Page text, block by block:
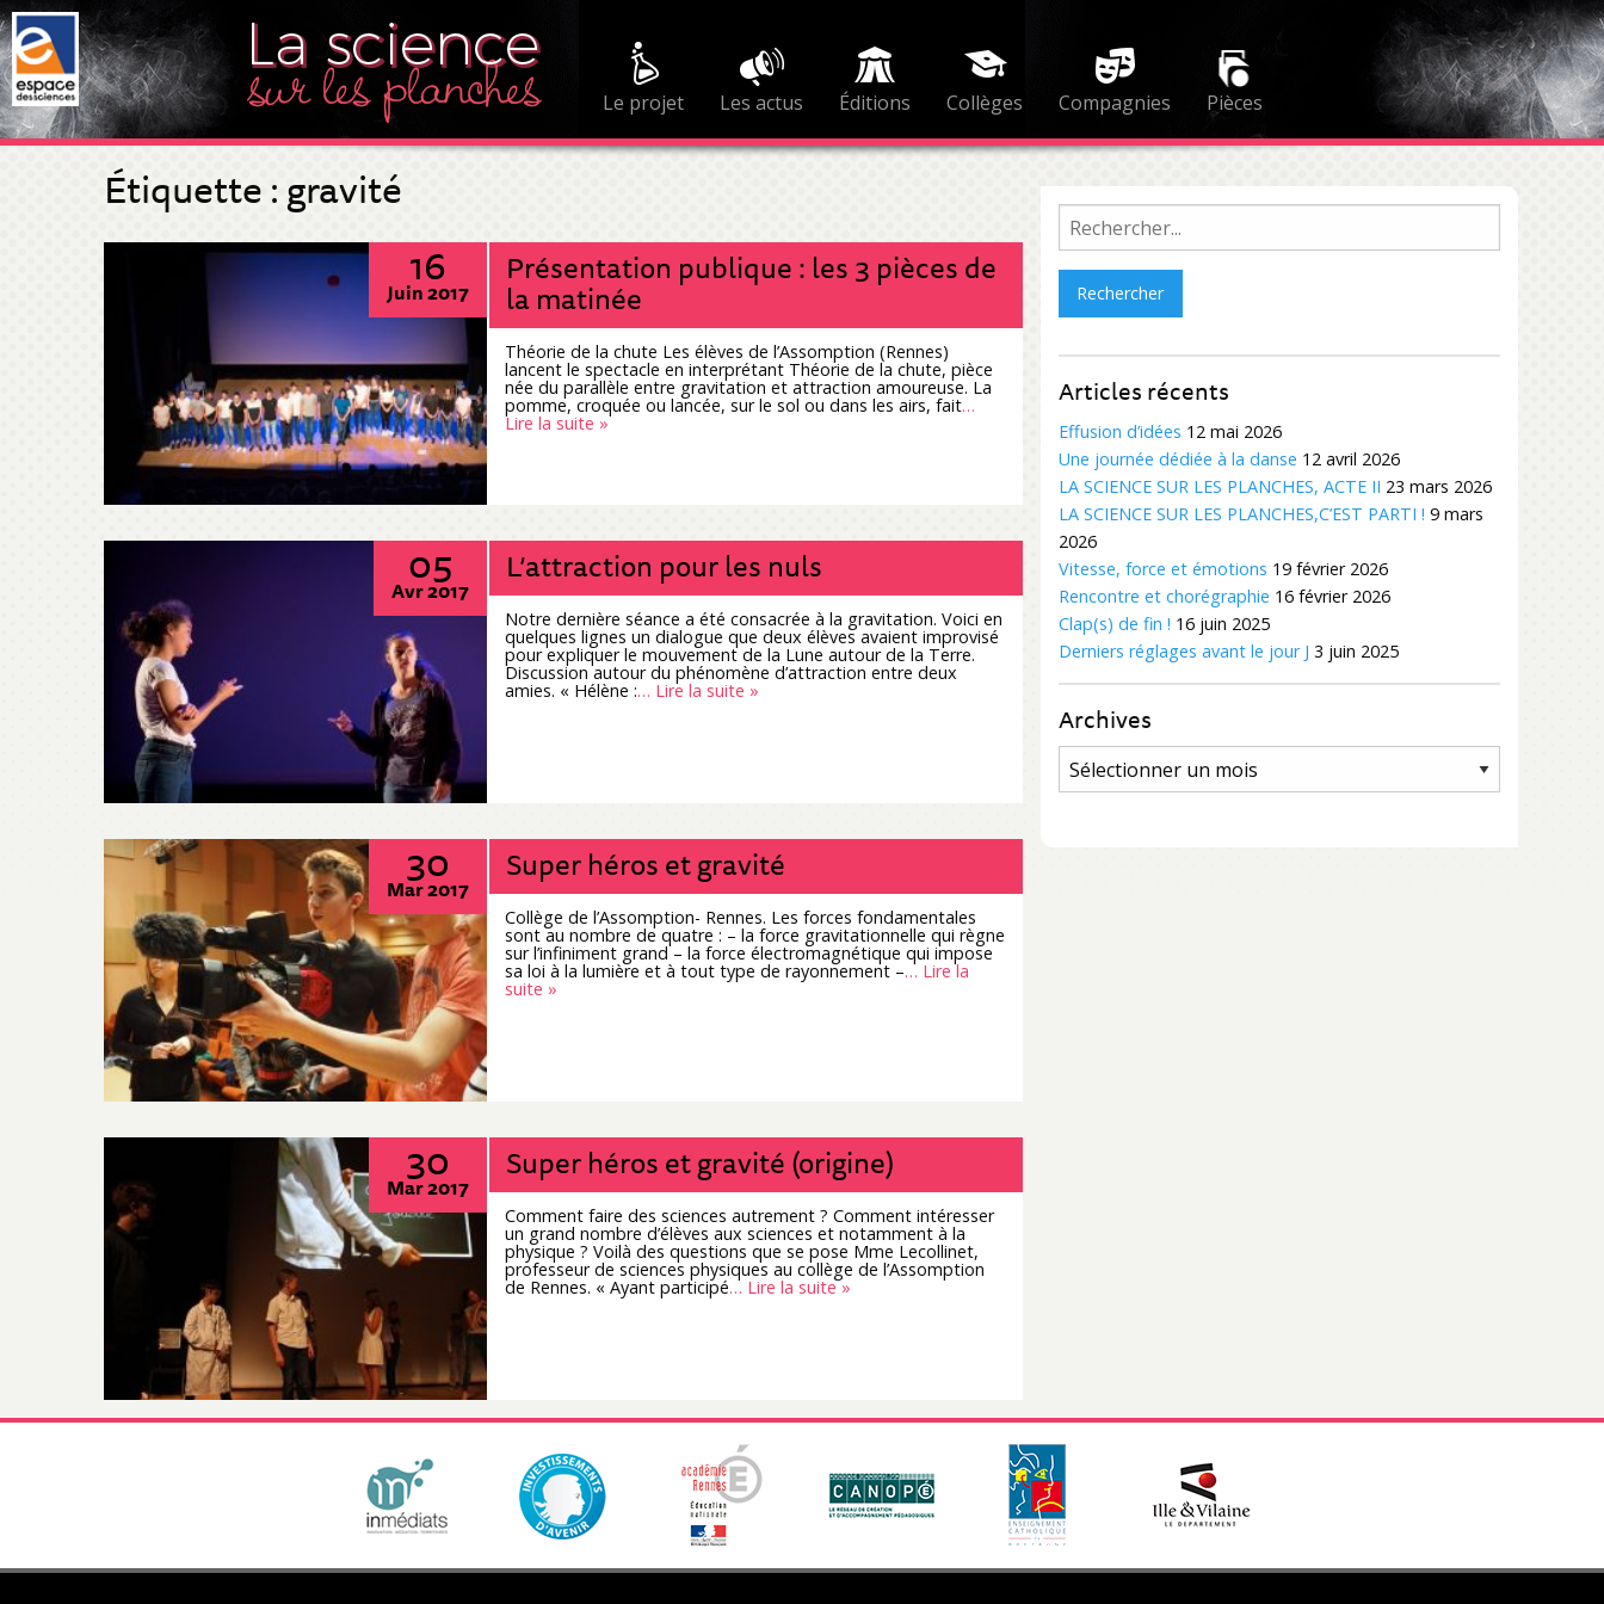
Le projet Les actus Éditions Collèges Compagnies Pièces
Étiquette :gravité
16
Juin 2017
Présentation publique : les 3 pièces de
la matinée
Théorie de la chute Les élèves de l’Assomption (Rennes)
lancent le spectacle en interprétant Théorie de la chute, pièce
née du parallèle entre gravitation et attraction amoureuse. La
pomme, croquée ou lancée, sur le sol ou dans les airs, fait…
Lire la suite »
05
Avr 2017
L’attraction pour les nuls
Notre dernière séance a été consacrée à la gravitation. Voici en
quelques lignes un dialogue que deux élèves avaient improvisé
pour expliquer le mouvement de la Lune autour de la Terre.
Discussion autour du phénomène d’attraction entre deux
amies. « Hélène :… Lire la suite »
30
Mar 2017
Super héros et gravité
Collège de l’Assomption- Rennes. Les forces fondamentales
sont au nombre de quatre : – la force gravitationnelle qui règne
sur l’infiniment grand – la force électromagnétique qui impose
sa loi à la lumière et à tout type de rayonnement –… Lire la
suite »
30
Mar 2017
Super héros et gravité (origine)
Comment faire des sciences autrement ? Comment intéresser
un grand nombre d’élèves aux sciences et notamment à la
physique ? Voilà des questions que se pose Mme Lecollinet,
professeur de sciences physiques au collège de l’Assomption
de Rennes. « Ayant participé… Lire la suite »
Rechercher :
Articles récents
Effusion d’idées 12 mai 2026
Une journée dédiée à la danse 12 avril 2026
LA SCIENCE SUR LES PLANCHES, ACTE II 23 mars 2026
LA SCIENCE SUR LES PLANCHES,C’EST PARTI ! 9 mars
2026
Vitesse, force et émotions 19 février 2026
Rencontre et chorégraphie 16 février 2026
Clap(s) de fin ! 16 juin 2025
Derniers réglages avant le jour J 3 juin 2025
Archives
Archives